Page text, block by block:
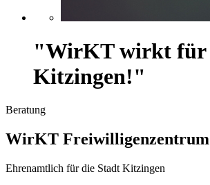
"WirKT wirkt für
Kitzingen!"
Beratung
WirKT Freiwilligenzentrum
Ehrenamtlich für die Stadt Kitzingen